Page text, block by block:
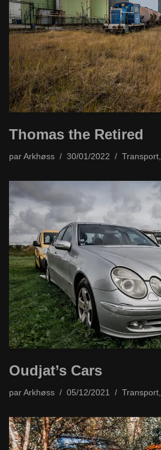
Thomas the Retired
par Arkhøss 30/01/2022 Transport,
Oudjat’s Cars
par Arkhøss 05/12/2021 Transport